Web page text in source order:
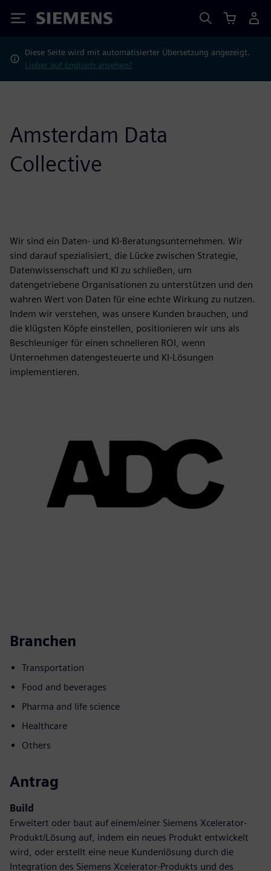
Siemens
Diese Seite wird mit automatisierter Übersetzung angezeigt.
Lieber auf Englisch ansehen?
Amsterdam Data
Collective
Wir sind ein Daten- und KI-Beratungsunternehmen. Wir
sind darauf spezialisiert, die Lücke zwischen Strategie,
Datenwissenschaft und KI zu schließen, um
datengetriebene Organisationen zu unterstützen und den
wahren Wert von Daten für eine echte Wirkung zu nutzen.
Indem wir verstehen, was unsere Kunden brauchen, und
die klügsten Köpfe einstellen, positionieren wir uns als
Beschleuniger für einen schnelleren ROI, wenn
Unternehmen datengesteuerte und KI-Lösungen
implementieren.
Branchen
Transportation
Food and beverages
Pharma and life science
Healthcare
Others
Antrag
Build
Erweitert oder baut auf einem/einer Siemens Xcelerator-
Produkt/Lösung auf, indem ein neues Produkt entwickelt
wird, oder erstellt eine neue Kundenlösung durch die
Integration des Siemens Xcelerator-Produkts und des